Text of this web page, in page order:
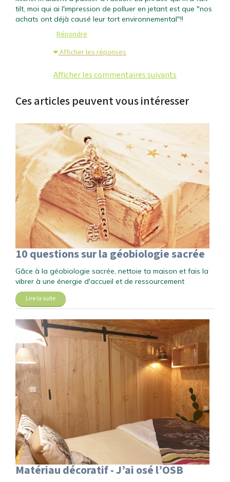
tilt, moi qui ai l'impression de polluer en jetant est que "nos
achats ont déjà causé leur tort environnemental"!!
Répondre
Afficher les réponses
Afficher les commentaires suivants
Ces articles peuvent vous intéresser
10 questions sur la géobiologie sacrée
Gâce à la géobiologie sacrée, nettoie ta maison et fais la
vibrer à une énergie d'accueil et de ressourcement
Lire la suite
Matériau décoratif - J’ai osé l’OSB